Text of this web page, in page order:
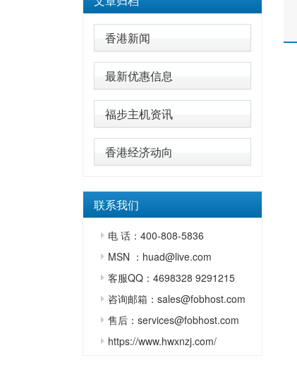
香港新闻
最新优惠信息
福步主机资讯
香港经济动向
联系我们
电 话：400-808-5836
MSN ：huad@live.com
客服QQ：4698328 9291215
咨询邮箱：sales@fobhost.com
售后：services@fobhost.com
https://www.hwxnzj.com/